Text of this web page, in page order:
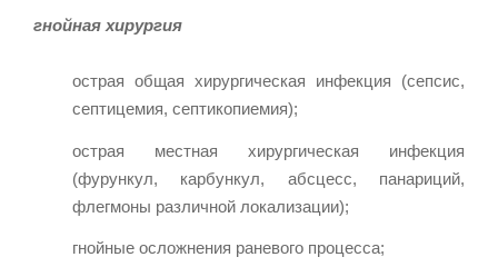
гнойная хирургия
острая общая хирургическая инфекция (сепсис,
септицемия, септикопиемия);
острая местная хирургическая инфекция
(фурункул, карбункул, абсцесс, панариций,
флегмоны различной локализации);
гнойные осложнения раневого процесса;